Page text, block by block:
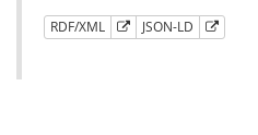
RDF/XML JSON-LD